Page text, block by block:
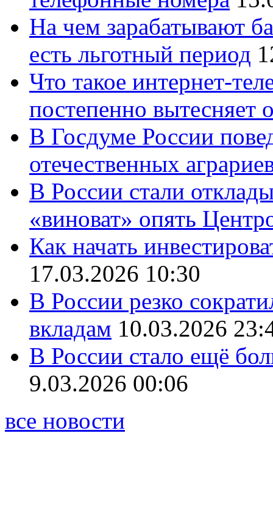
На чем зарабатывают
есть льготный период
Что такое интернет-
постепенно вытесняет
В Госдуме России
отечественных
В России стали
«виноват» опять
Как начать
17.03.2026 10:30
В России резко
вкладам 10.03.2026
В России стало ещё
9.03.2026 00:06
все новости